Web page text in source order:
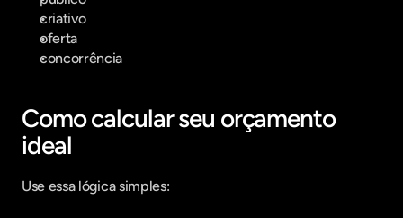
criativo
oferta
concorrência
Como calcular seu orçamento
ideal
Use essa lógica simples: